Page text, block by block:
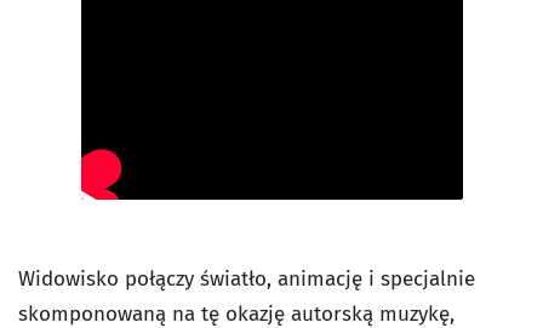
Widowisko połączy światło, animację i specjalnie
skomponowaną na tę okazję autorską muzykę,